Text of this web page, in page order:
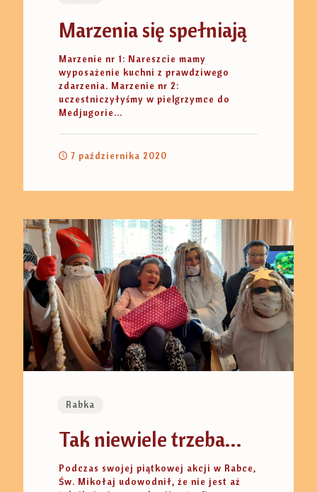
Marzenia się spełniają
Marzenie nr 1: Nareszcie mamy
wyposażenie kuchni z prawdziwego
zdarzenia. Marzenie nr 2:
uczestniczyłyśmy w pielgrzymce do
Medjugorie...
7 października 2020
Rabka
Tak niewiele trzeba…
Podczas swojej piątkowej akcji w Rabce,
Św. Mikołaj udowodnił, że nie jest aż